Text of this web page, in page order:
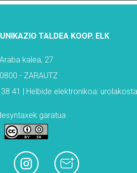
TALDEA KOOP. ELK
Araba kalea, 27
- ZARAUTZ
41 | Helbide elektronikoa:
garatua